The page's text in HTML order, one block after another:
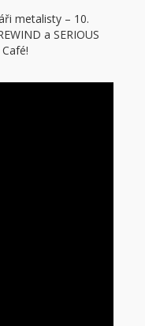
metalisty – 10.
a SERIOUS